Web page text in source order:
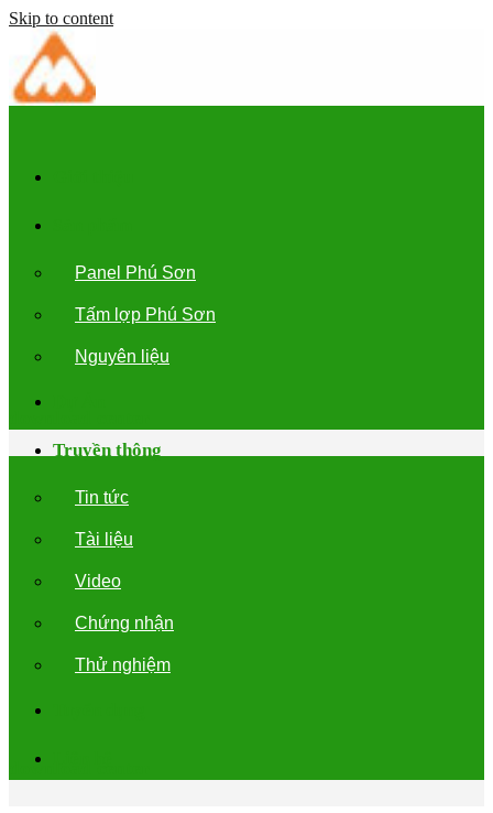
Skip to content
Panel Phú Sơn
Tấm lợp Phú Sơn
Nguyên liệu
Truyền thông
Tin tức
Tài liệu
Video
Chứng nhận
Thử nghiệm
download center